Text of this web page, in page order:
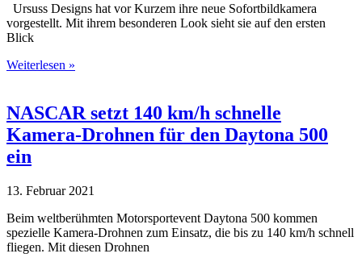
Ursuss Designs hat vor Kurzem ihre neue Sofortbildkamera
vorgestellt. Mit ihrem besonderen Look sieht sie auf den ersten
Blick
Weiterlesen »
NASCAR setzt 140 km/h schnelle
Kamera-Drohnen für den Daytona 500
ein
13. Februar 2021
Beim weltberühmten Motorsportevent Daytona 500 kommen
spezielle Kamera-Drohnen zum Einsatz, die bis zu 140 km/h schnell
fliegen. Mit diesen Drohnen